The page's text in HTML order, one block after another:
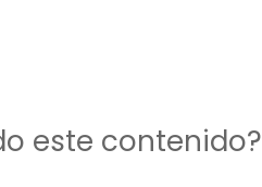
este contenido?